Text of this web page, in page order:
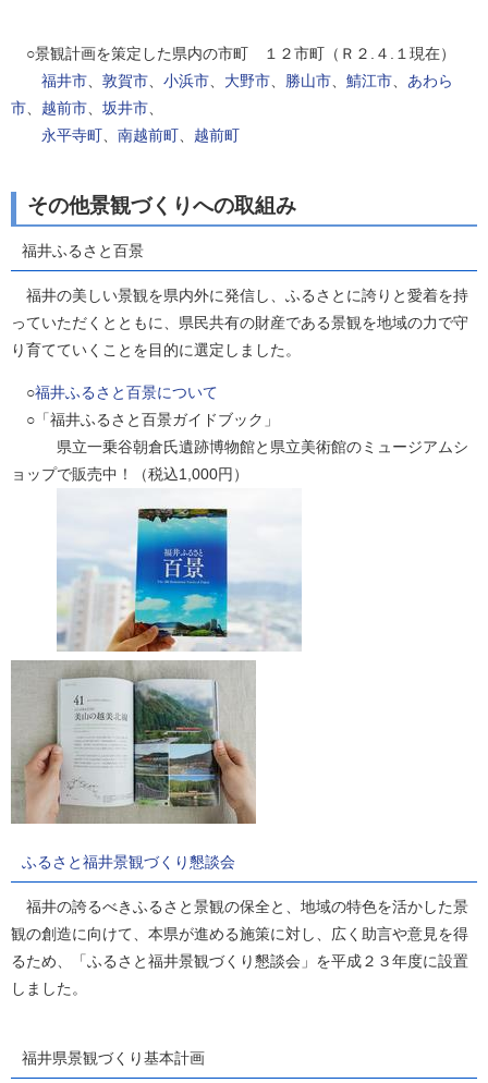
○景観計画を策定した県内の市町 １２市町（Ｒ２.４.１現在）
福井市
敦賀市 小浜市 大野市 勝山市 鯖江市
あわら
市
越前市 坂井市
永平寺町
南越前町 越前町
その他景観づくりへの取組み
福井ふるさと百景
福井の美しい景観を県内外に発信し、ふるさとに誇りと愛着を持
っていただくとともに、県民共有の財産である景観を地域の力で守
り育てていくことを目的に選定しました。
○福井ふるさと百景について
○「福井ふるさと百景ガイドブック」
県立一乗谷朝倉氏遺跡博物館と県立美術館のミュージアムシ
ョップで販売中！（税込1,000円）
ふるさと福井景観づくり懇談会
福井の誇るべきふるさと景観の保全と、地域の特色を活かした景
観の創造に向けて、本県が進める施策に対し、広く助言や意見を得
るため、「ふるさと福井景観づくり懇談会」を平成２３年度に設置
しました。
福井県景観づくり基本計画